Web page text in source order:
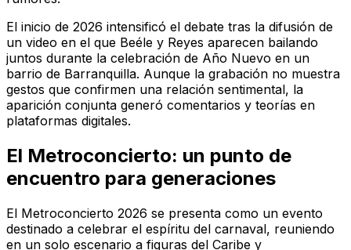
El inicio de 2026 intensificó el debate tras la difusión de
un video en el que Beéle y Reyes aparecen bailando
juntos durante la celebración de Año Nuevo en un
barrio de Barranquilla. Aunque la grabación no muestra
gestos que confirmen una relación sentimental, la
aparición conjunta generó comentarios y teorías en
plataformas digitales.
El Metroconcierto: un punto de
encuentro para generaciones
El Metroconcierto 2026 se presenta como un evento
destinado a celebrar el espíritu del carnaval, reuniendo
en un solo escenario a figuras del Caribe y